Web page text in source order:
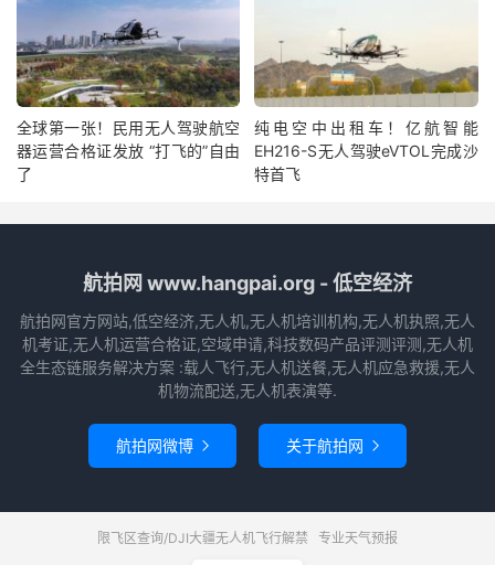
全球第一张！民用无人驾驶航空
器运营合格证发放 “打飞的”自由
了
纯电空中出租车！亿航智能
EH216-S无人驾驶eVTOL完成沙
特首飞
航拍网 www.hangpai.org - 低空经济
航拍网官方网站,低空经济,无人机,无人机培训机构,无人机执照,无人
机考证,无人机运营合格证,空域申请,科技数码产品评测评测,无人机
全生态链服务解决方案 :载人飞行,无人机送餐,无人机应急救援,无人
机物流配送,无人机表演等.
航拍网微博  关于航拍网 
限飞区查询/DJI大疆无人机飞行解禁 专业天气预报